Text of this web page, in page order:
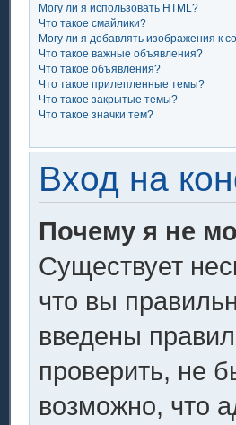
Могу ли я использовать HTML?
Что такое смайлики?
Могу ли я добавлять изображения к
Что такое важные объявления?
Что такое объявления?
Что такое прилепленные темы?
Что такое закрытые темы?
Что такое значки тем?
Вход на
Почему я не
Существует
что вы
введены
проверить, не
возможно, что